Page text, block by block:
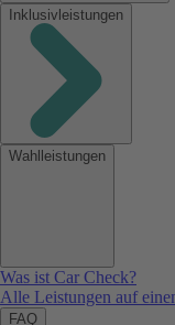
Inklusivleistungen
Wahlleistungen
Was ist Car Check?
Alle Leistungen auf
FAQ